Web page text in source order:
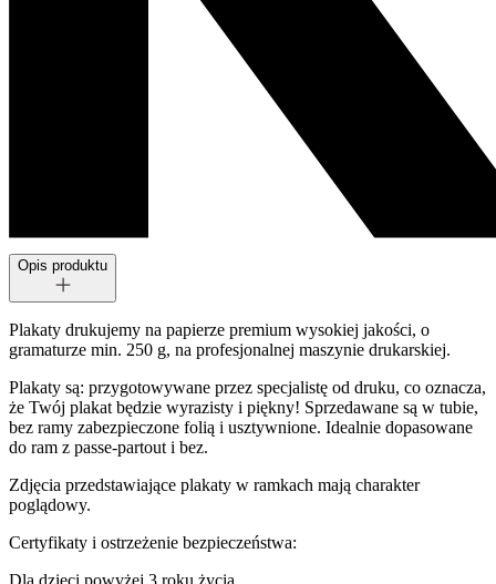
Opis produktu
Plakaty drukujemy na papierze premium wysokiej jakości, o
gramaturze min. 250 g, na profesjonalnej maszynie drukarskiej.
Plakaty są: przygotowywane przez specjalistę od druku, co oznacza,
że Twój plakat będzie wyrazisty i piękny! Sprzedawane są w tubie,
bez ramy zabezpieczone folią i usztywnione. Idealnie dopasowane
do ram z passe-partout i bez.
Zdjęcia przedstawiające plakaty w ramkach mają charakter
poglądowy.
Certyfikaty i ostrzeżenie bezpieczeństwa:
Dla dzieci powyżej 3 roku życia.